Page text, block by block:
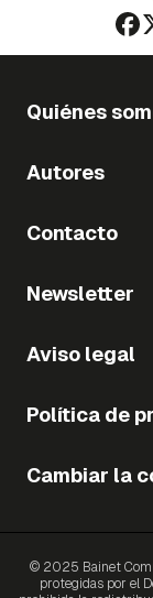
Quiénes
Autores
Contacto
Newsletter
Aviso legal
Política de
Cambiar la
© 2025 Bainet
protegidas por el